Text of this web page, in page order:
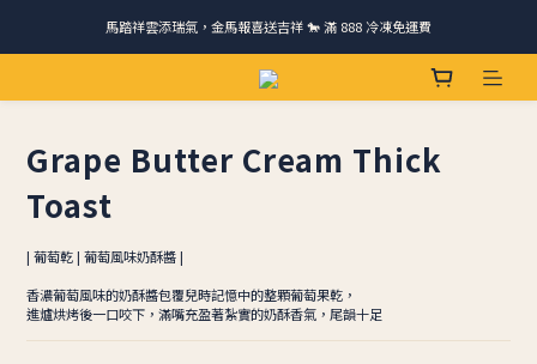
請跟我們一起旅行! 加入官方LINE領取50元優惠卷 🎁
馬踏祥雲添瑞氣，金馬報喜送吉祥 🐎 滿 888 冷凍免運費
ＣＨＲＩＳＰＹ會員好禮｜集點換購物金+生日禮，獨家優惠不錯過！
Grape Butter Cream Thick ​​
Toast
| 葡萄乾 | 葡萄風味奶酥醬 |
香濃葡萄風味的奶酥醬包覆兒時記憶中的整顆葡萄果乾，
進爐烘烤後一口咬下，滿嘴充盈著紮實的奶酥香氣，尾韻十足